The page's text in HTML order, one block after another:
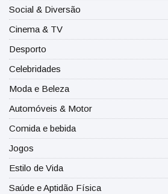
Social & Diversão
Cinema & TV
Desporto
Celebridades
Moda e Beleza
Automóveis & Motor
Comida e bebida
Jogos
Estilo de Vida
Saúde e Aptidão Física